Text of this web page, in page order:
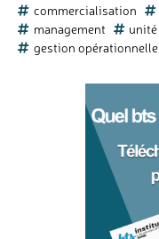
commercialisation
management
unité
gestion opérationnelle